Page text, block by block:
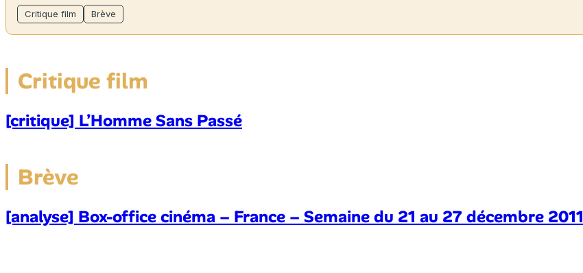
Critique film Brève
Critique film
[critique] L’Homme Sans Passé
Brève
[analyse] Box-office cinéma – France – Semaine du 21 au 27 décembre 2011